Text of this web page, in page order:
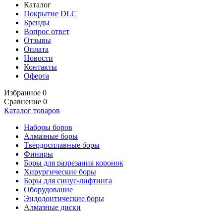
Каталог
Покрытие DLC
Бренды
Вопрос ответ
Отзывы
Оплата
Новости
Контакты
Оферта
Избранное 0
Сравнение 0
Каталог товаров
Наборы боров
Алмазные боры
Твердосплавные боры
Финиры
Боры для разрезания коронок
Хирургические боры
Боры для синус-лифтинга
Оборудование
Эндодонтические боры
Алмазные диски